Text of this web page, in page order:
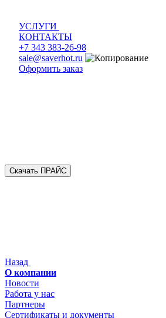
УСЛУГИ
КОНТАКТЫ
+7 343 383-26-98
sale@saverhot.ru
Оформить заказ
Скачать ПРАЙС
Назад
О компании
Новости
Работа у нас
Партнеры
Сертификаты и документы